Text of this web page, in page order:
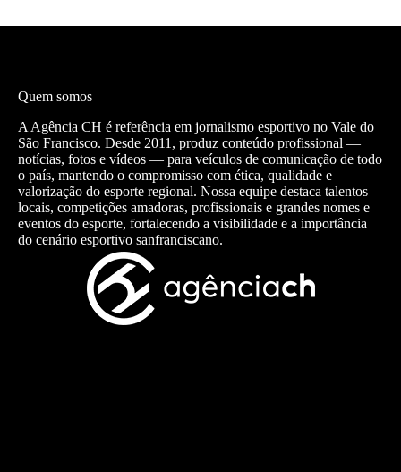
Quem somos
A Agência CH é referência em jornalismo esportivo no Vale do
São Francisco. Desde 2011, produz conteúdo profissional —
notícias, fotos e vídeos — para veículos de comunicação de todo
o país, mantendo o compromisso com ética, qualidade e
valorização do esporte regional. Nossa equipe destaca talentos
locais, competições amadoras, profissionais e grandes nomes e
eventos do esporte, fortalecendo a visibilidade e a importância
do cenário esportivo sanfranciscano.